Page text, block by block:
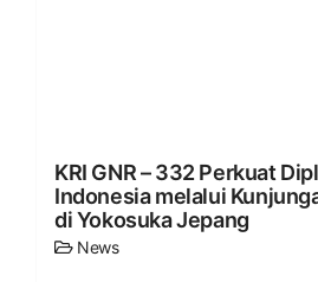
KRI GNR – 332 Perkuat
Indonesia melalui
di Yokosuka Jepang
News